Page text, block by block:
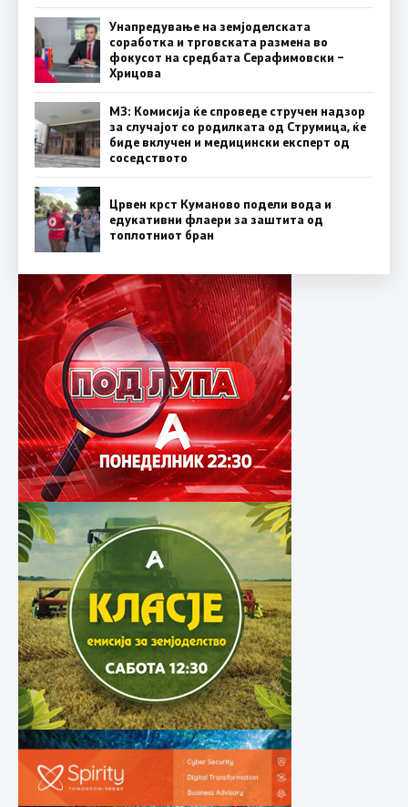
Унапредување на земјоделската
соработка и трговската размена во
фокусот на средбата Серафимовски –
Хрицова
МЗ: Комисија ќе спроведе стручен надзор
за случајот со родилката од Струмица, ќе
биде вклучен и медицински експерт од
соседството
Црвен крст Куманово подели вода и
едукативни флаери за заштита од
топлотниот бран